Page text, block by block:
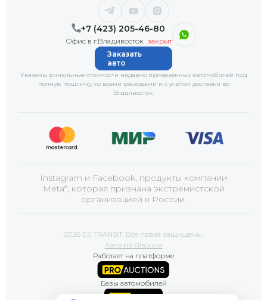
+7 (423) 205-46-80
Офис в г.Владивосток закрыт
Указаны финальные стоимости недавно привезённых автомобилей под
полную пошлину, со всеми расходами и с учётом доставки во
Владивосток.
Заказать
авто
Instagram и Facebook, продукты компании
Meta*, которая признана экстремистской
организацией в России.
2026 ES TRANSIT. Все права защищены.
Авто из Японии
Работает на платформе
Базы автомобилей